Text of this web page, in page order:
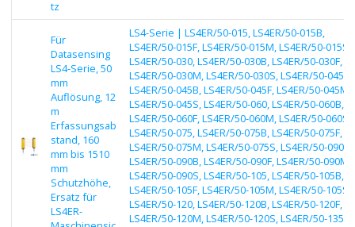
tz
Für
Datasensing
LS4-Serie, 50
mm
Auflösung, 12
m
Erfassungsab
stand, 160
mm bis 1510
mm
Schutzhöhe,
Ersatz für
LS4ER-
LS4-Serie | LS4ER/50-015, LS4ER/50-015B,
LS4ER/50-015F, LS4ER/50-015M, LS4ER/50-015S,
LS4ER/50-030, LS4ER/50-030B, LS4ER/50-030F,
LS4ER/50-030M, LS4ER/50-030S, LS4ER/50-045,
LS4ER/50-045B, LS4ER/50-045F, LS4ER/50-045M,
LS4ER/50-045S, LS4ER/50-060, LS4ER/50-060B,
LS4ER/50-060F, LS4ER/50-060M, LS4ER/50-060S,
LS4ER/50-075, LS4ER/50-075B, LS4ER/50-075F,
LS4ER/50-075M, LS4ER/50-075S, LS4ER/50-090,
LS4ER/50-090B, LS4ER/50-090F, LS4ER/50-090M,
LS4ER/50-090S, LS4ER/50-105, LS4ER/50-105B,
LS4ER/50-105F, LS4ER/50-105M, LS4ER/50-105S,
LS4ER/50-120, LS4ER/50-120B, LS4ER/50-120F,
LS4ER/50-120M, LS4ER/50-120S, LS4ER/50-135,